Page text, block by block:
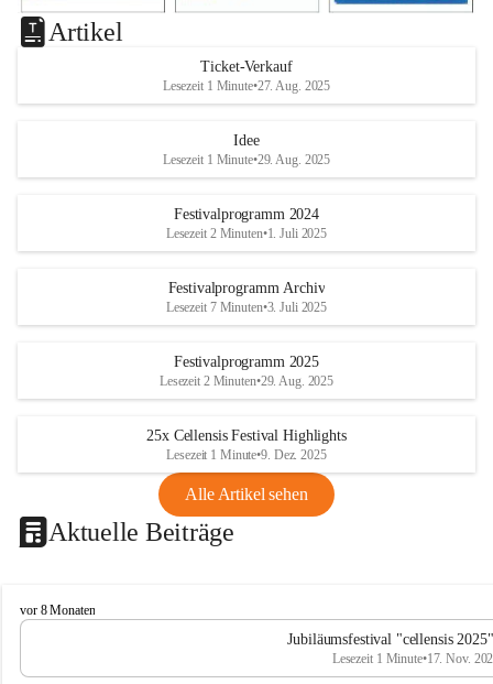
Artikel
Ticket-Verkauf
Lesezeit 1 Minute•27. Aug. 2025
Idee
Lesezeit 1 Minute•29. Aug. 2025
Festivalprogramm 2024
Lesezeit 2 Minuten•1. Juli 2025
Festivalprogramm Archiv
Lesezeit 7 Minuten•3. Juli 2025
Festivalprogramm 2025
Lesezeit 2 Minuten•29. Aug. 2025
25x Cellensis Festival Highlights
Lesezeit 1 Minute•9. Dez. 2025
Alle Artikel sehen
Aktuelle Beiträge
C
e
l
vor 8 Monaten
Jubiläumsfestival "cellensis
Lesezeit 1 Minute•17. Nov.